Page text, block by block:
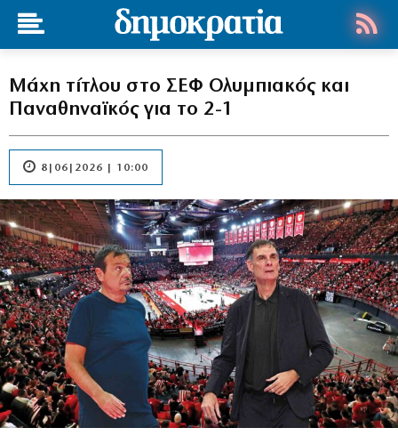
Μάχη τίτλου στο ΣΕΦ Ολυμπιακός και
Παναθηναϊκός για το 2-1
8|06|2026 | 10:00